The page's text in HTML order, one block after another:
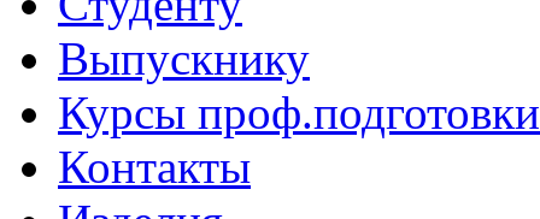
Выпускнику
Курсы проф.подготовки
Контакты